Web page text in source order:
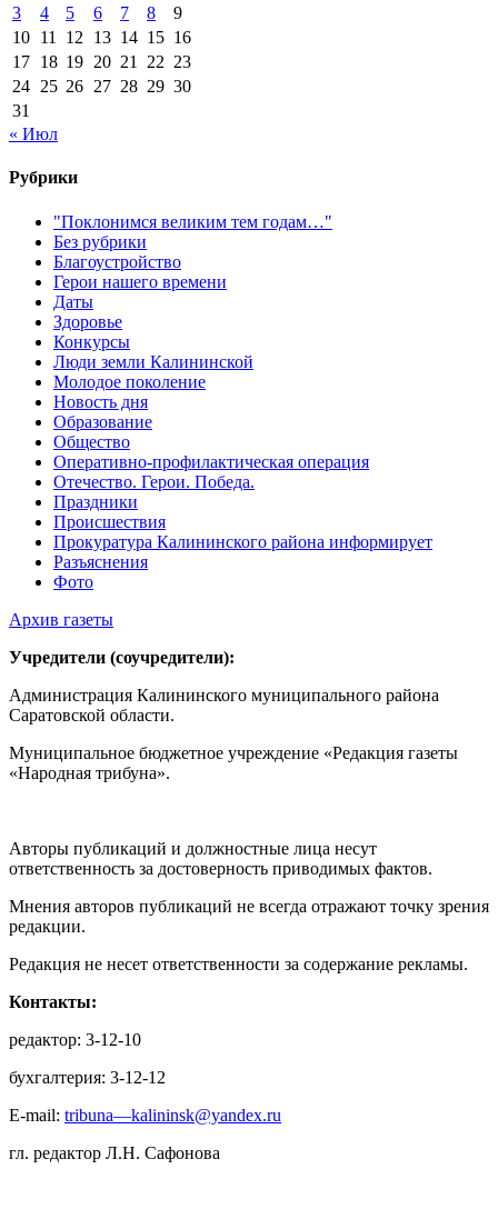
3
4 5 6 7 8
9
10 11 12 13 14 15 16
17 18 19 20 21 22 23
24 25 26 27 28 29 30
31
« Июл
Рубрики
"Поклонимся великим тем годам…"
Без рубрики
Благоустройство
Герои нашего времени
Даты
Здоровье
Конкурсы
Люди земли Калининской
Молодое поколение
Новость дня
Образование
Общество
Оперативно-профилактическая операция
Отечество. Герои. Победа.
Праздники
Происшествия
Прокуратура Калининского района информирует
Разъяснения
Фото
Архив газеты
Учредители (соучредители):
Администрация Калининского муниципального района
Саратовской области.
Муниципальное бюджетное учреждение «Редакция газеты
«Народная трибуна».
Авторы публикаций и должностные лица несут
ответственность за достоверность приводимых фактов.
Мнения авторов публикаций не всегда отражают точку зрения
редакции.
Редакция не несет ответственности за содержание рекламы.
Контакты:
редактор: 3-12-10
бухгалтерия: 3-12-12
E-mail: tribuna—kalininsk@yandex.ru
гл. редактор Л.Н. Сафонова